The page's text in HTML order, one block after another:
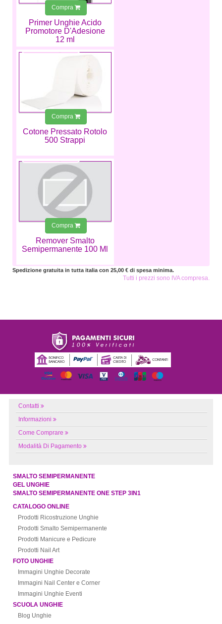
Primer Unghie Acido
Promotore D'Adesione
12 ml
Compra
Cotone Pressato Rotolo
500 Strappi
4,99 €
Compra
Remover Smalto
Semipermanente 100 Ml
4,49 €
Compra
Spedizione gratuita in tutta italia con 25,00 € di spesa minima.
Tutti i prezzi sono IVA compresa.
Contatti
Informazioni
Come Comprare
Modalità Di Pagamento
SMALTO SEMIPERMANENTE
GEL UNGHIE
SMALTO SEMIPERMANENTE ONE STEP 3IN1
CATALOGO ONLINE
Prodotti Ricostruzione Unghie
Prodotti Smalto Semipermanente
Prodotti Manicure e Pedicure
Prodotti Nail Art
FOTO UNGHIE
Immagini Unghie Decorate
Immagini Nail Center e Corner
Immagini Unghie Eventi
SCUOLA UNGHIE
Blog Unghie